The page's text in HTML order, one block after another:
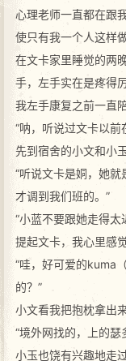
心理老师一直都在跟
使只有我一个人这样
在文卡家里睡觉的两
手，左手实在是疼得
我左手康复之前一直
“呐，听说过文卡以
先到宿舍的小文和小
“听说文卡是姛，她就
才调到我们班的。”
“小蓝不要跟她走得太
提起文卡，我心里感
“哇，好可爱的kuma
的？”
小文看我把抱枕拿出
“境外网找的，上的
小玉也饶有兴趣地走